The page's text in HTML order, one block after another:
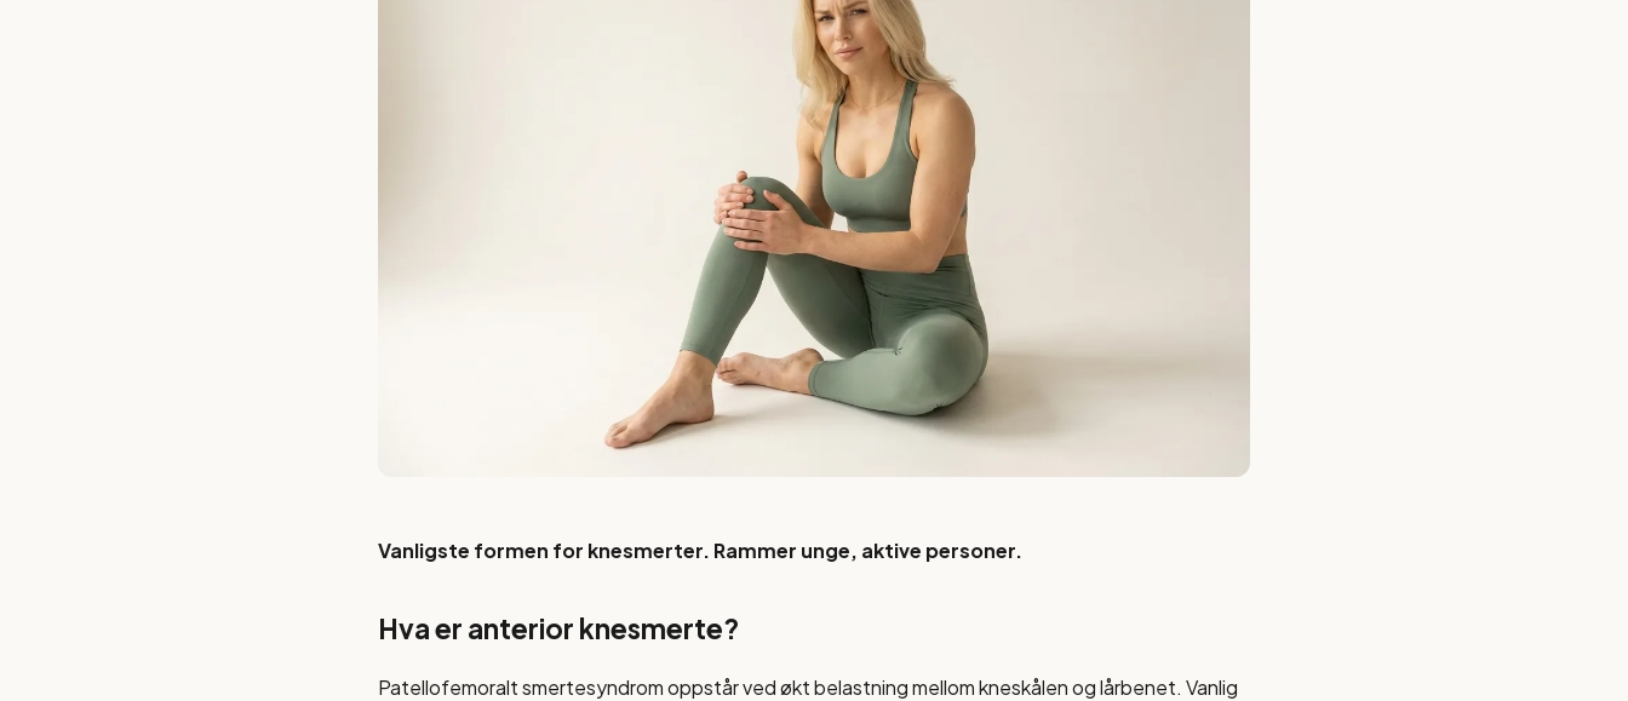
Vanligste formen for knesmerter. Rammer unge, aktive personer.
Hva er anterior knesmerte?
Patellofemoralt smertesyndrom oppstår ved økt belastning mellom kneskålen og lårbenet. Vanlig